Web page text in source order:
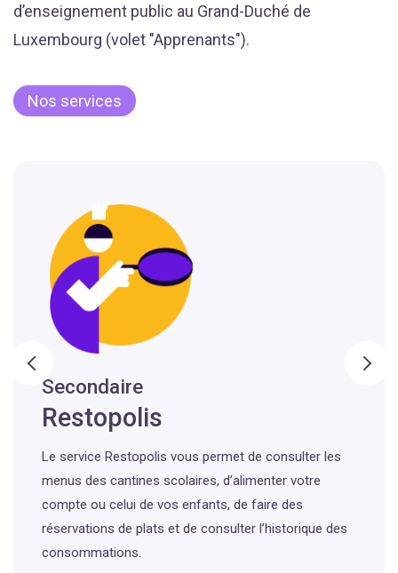
d’enseignement public au Grand-Duché de
Luxembourg (volet "Apprenants").
Nos services
Secondaire
Restopolis
Le service Restopolis vous permet de consulter les
menus des cantines scolaires, d’alimenter votre
compte ou celui de vos enfants, de faire des
réservations de plats et de consulter l’historique des
consommations.